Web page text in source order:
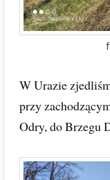
W Urazie
przy
Odry, do Brzegu